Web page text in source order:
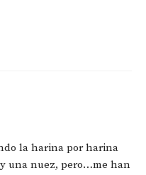
la harina por harina
una nuez, pero…me han